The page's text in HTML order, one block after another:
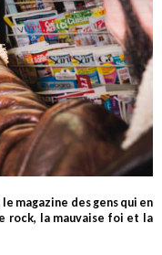
magazine des gens qui en
rock, la mauvaise foi et la